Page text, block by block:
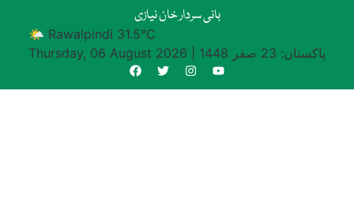
بانی سردار خان نیازی
🌤 Rawalpindi 31.5°C
Thursday, 06 August 2026
پاکستان: 23 صفر 1448